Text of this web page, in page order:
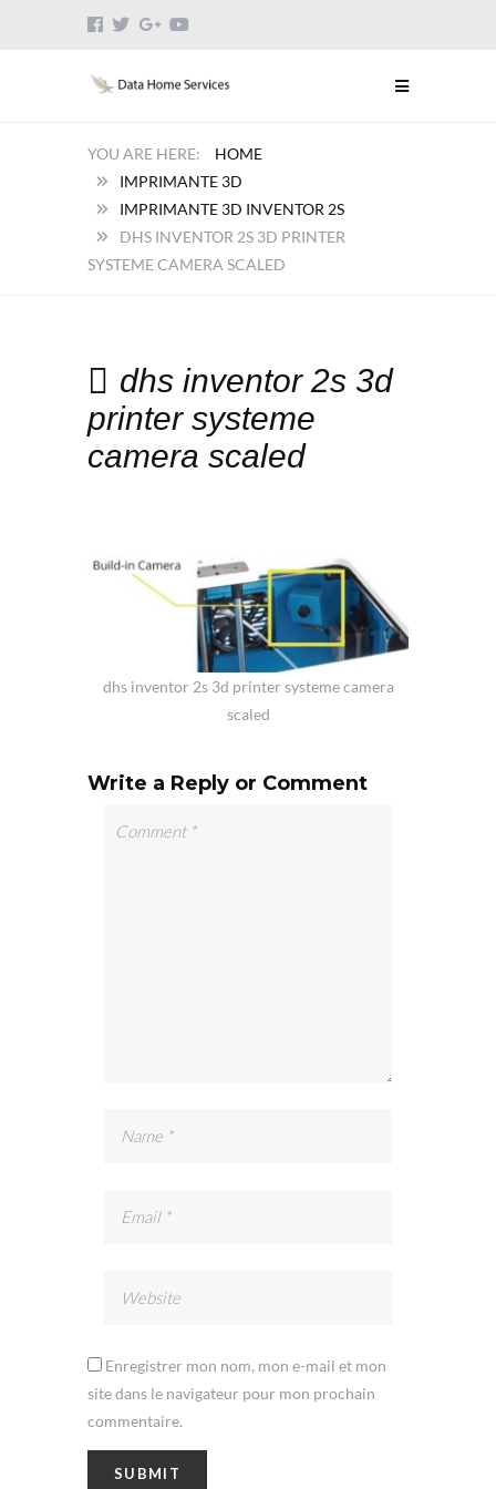
HOME
IMPRIMANTE 3D
IMPRIMANTE 3D INVENTOR 2S
DHS INVENTOR 2S 3D PRINTER
SYSTEME CAMERA SCALED
dhs inventor 2s 3d
printer systeme
camera scaled
dhs inventor 2s 3d printer systeme camera
scaled
Write a Reply or Comment
Enregistrer mon nom, mon e-mail et mon
site dans le navigateur pour mon prochain
commentaire.